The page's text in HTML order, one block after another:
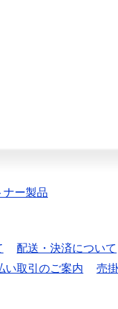
ナー製品
配送・決済について
い取引のご案内 売